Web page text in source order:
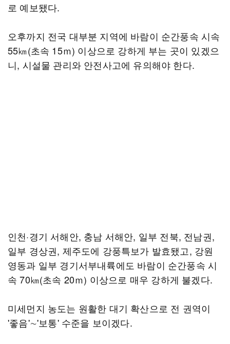
로 예보됐다.
오후까지 전국 대부분 지역에 바람이 순간풍속 시속
55㎞(초속 15ｍ) 이상으로 강하게 부는 곳이 있겠으
니, 시설물 관리와 안전사고에 유의해야 한다.
인천·경기 서해안, 충남 서해안, 일부 전북, 전남권,
일부 경상권, 제주도에 강풍특보가 발효됐고, 강원
영동과 일부 경기서부내륙에도 바람이 순간풍속 시
속 70㎞(초속 20ｍ) 이상으로 매우 강하게 불겠다.
미세먼지 농도는 원활한 대기 확산으로 전 권역이
'좋음'∼'보통' 수준을 보이겠다.